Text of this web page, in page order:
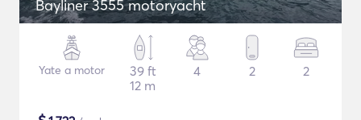
Bayliner 3555 motoryacht
Yate a motor
39 ft
12 m
4 2 2